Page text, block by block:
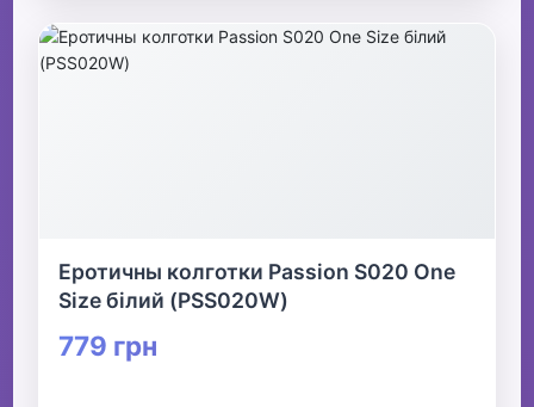
Еротичны колготки Passion S020 One
Size білий (PSS020W)
779 грн